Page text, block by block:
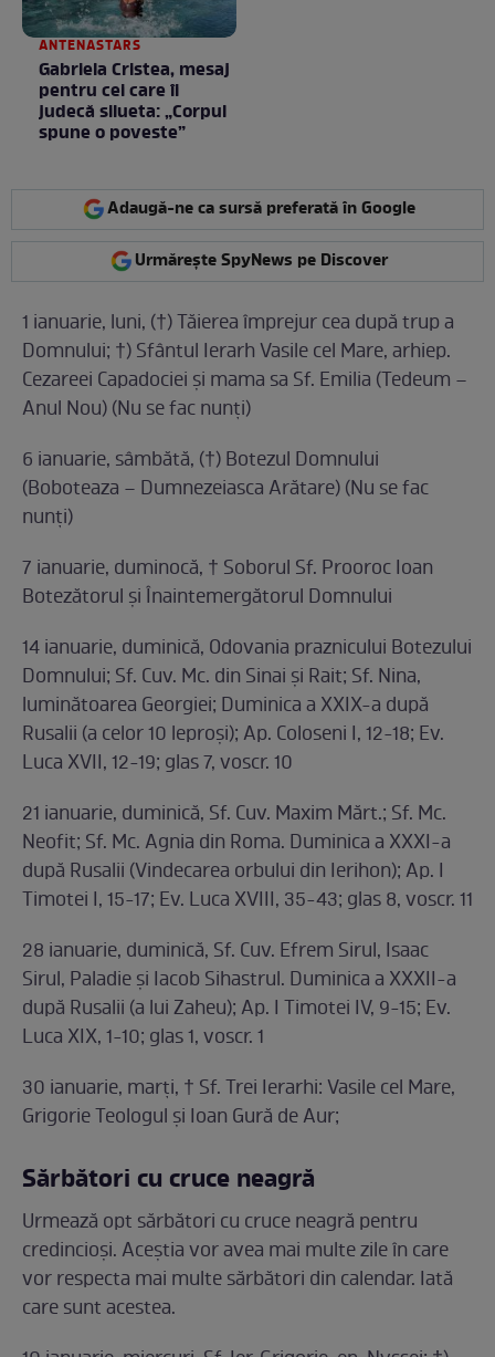
ANTENASTARS
Gabriela Cristea, mesaj
pentru cei care îi
judecă silueta: „Corpul
spune o poveste”
Adaugă-ne ca sursă preferată în Google
Urmărește SpyNews pe Discover
1 ianuarie, luni, (†) Tăierea împrejur cea după trup a
Domnului; †) Sfântul Ierarh Vasile cel Mare, arhiep.
Cezareei Capadociei și mama sa Sf. Emilia (Tedeum –
Anul Nou) (Nu se fac nunți)
6 ianuarie, sâmbătă, (†) Botezul Domnului
(Boboteaza – Dumnezeiasca Arătare) (Nu se fac
nunți)
7 ianuarie, duminocă, † Soborul Sf. Prooroc Ioan
Botezătorul și Înaintemergătorul Domnului
14 ianuarie, duminică, Odovania praznicului Botezului
Domnului; Sf. Cuv. Mc. din Sinai și Rait; Sf. Nina,
luminătoarea Georgiei; Duminica a XXIX-a după
Rusalii (a celor 10 leproși); Ap. Coloseni I, 12-18; Ev.
Luca XVII, 12-19; glas 7, voscr. 10
21 ianuarie, duminică, Sf. Cuv. Maxim Mărt.; Sf. Mc.
Neofit; Sf. Mc. Agnia din Roma. Duminica a XXXI-a
după Rusalii (Vindecarea orbului din Ierihon); Ap. I
Timotei I, 15-17; Ev. Luca XVIII, 35-43; glas 8, voscr. 11
28 ianuarie, duminică, Sf. Cuv. Efrem Sirul, Isaac
Sirul, Paladie și Iacob Sihastrul. Duminica a XXXII-a
după Rusalii (a lui Zaheu); Ap. I Timotei IV, 9-15; Ev.
Luca XIX, 1-10; glas 1, voscr. 1
30 ianuarie, marți, † Sf. Trei Ierarhi: Vasile cel Mare,
Grigorie Teologul și Ioan Gură de Aur;
Sărbători cu cruce neagră
Urmează opt sărbători cu cruce neagră pentru
credincioși. Aceștia vor avea mai multe zile în care
vor respecta mai multe sărbători din calendar. Iată
care sunt acestea.